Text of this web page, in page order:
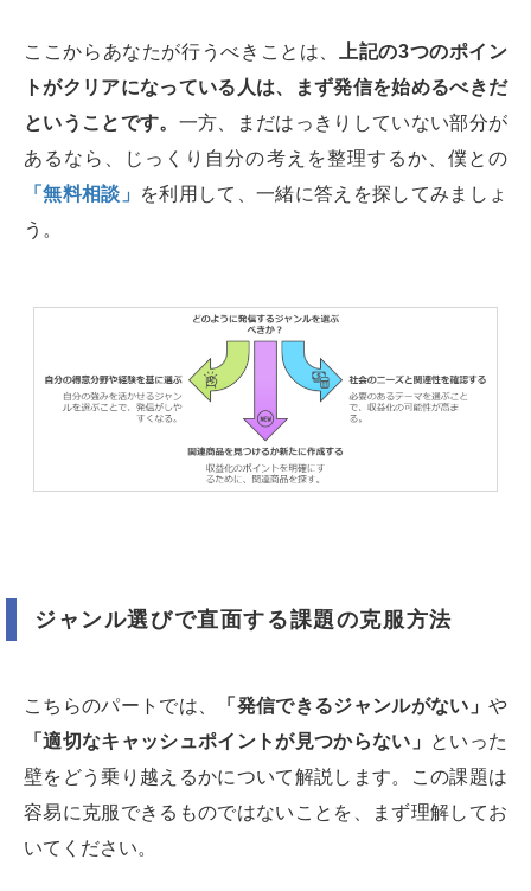
ここからあなたが行うべきことは、
上記の3つのポイン
トがクリアになっている人は、まず発信を始めるべきだ
ということです。 一方、まだはっきりしていない部分が
あるなら、じっくり自分の考えを整理するか、僕との
「無料相談」
を利用して、一緒に答えを探してみましょ
う。
ジャンル選びで直面する課題の克服方法
こちらのパートでは、 「発信できるジャンルがない」や
「適切なキャッシュポイントが見つからない」
といった
壁をどう乗り越えるかについて解説します。この課題は
容易に克服できるものではないことを、まず理解してお
いてください。